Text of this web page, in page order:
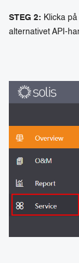
STEG 2: Klicka
alternativet API-